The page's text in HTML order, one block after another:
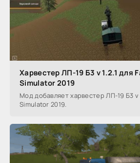
Харвестер ЛП-19 Б3 v 1.2.1 для
Simulator 2019
Мод добавляет харвестер ЛП-19 Б3 v
Simulator 2019.